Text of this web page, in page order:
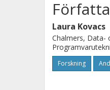
Laura Kovacs
Chalmers, Data-
Forskning